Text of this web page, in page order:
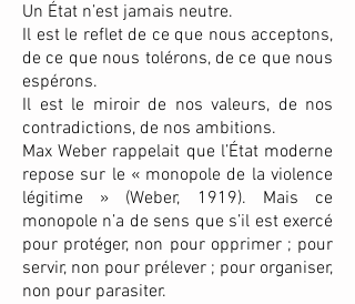
Un État n’est jamais neutre.
Il est le reflet de ce que nous acceptons,
de ce que nous tolérons, de ce que nous
espérons.
Il est le miroir de nos valeurs, de nos
contradictions, de nos ambitions.
Max Weber rappelait que l’État moderne
repose sur le « monopole de la violence
légitime » (Weber, 1919). Mais ce
monopole n’a de sens que s’il est exercé
pour protéger, non pour opprimer ; pour
servir, non pour prélever ; pour organiser,
non pour parasiter.